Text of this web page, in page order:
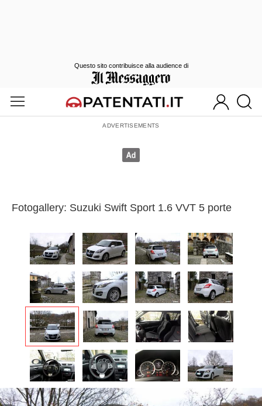
Fotogallery: Suzuki Swift Sport 1.6 VVT 5 porte
Questo sito contribuisce alla audience di